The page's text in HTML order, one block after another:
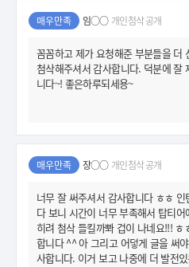
매우만족 임○○ 개인첨삭 공개
꼼꼼하고 제가 요청해준 부분들을 더
첨삭해주셔서 감사합니다. 덕분에
니다~! 좋은하루되세용~
매우만족 장○○ 개인첨삭 공개
너무 잘 써주셔서 감사합니다 ㅎㅎ
다 보니 시간이 너무 부족해서 탑티
히려 첨삭 들킬까뽜 겁이 나네요!!!
합니다 ^^ 아 그리고 어덯게 글을 써
사합니다. 이거 보고 나중에 더 발전